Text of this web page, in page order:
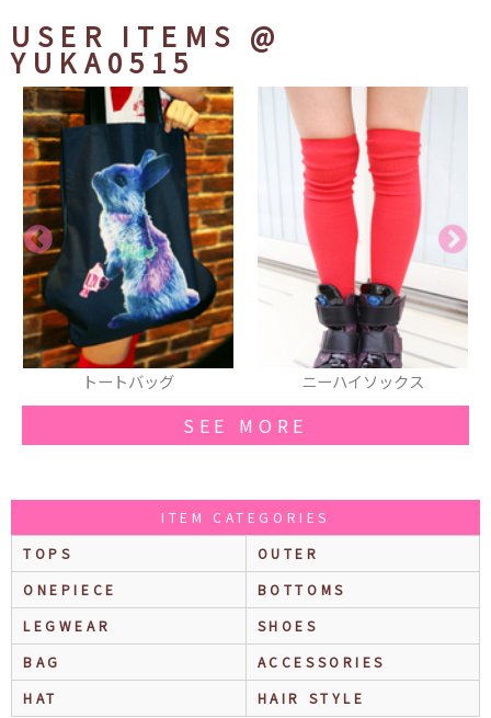
USER ITEMS @
YUKA0515
ニーハイソックス トートバッグ
SEE MORE
ITEM CATEGORIES
TOPS
OUTER
ONEPIECE
BOTTOMS
LEGWEAR
SHOES
BAG
ACCESSORIES
HAT
HAIR STYLE